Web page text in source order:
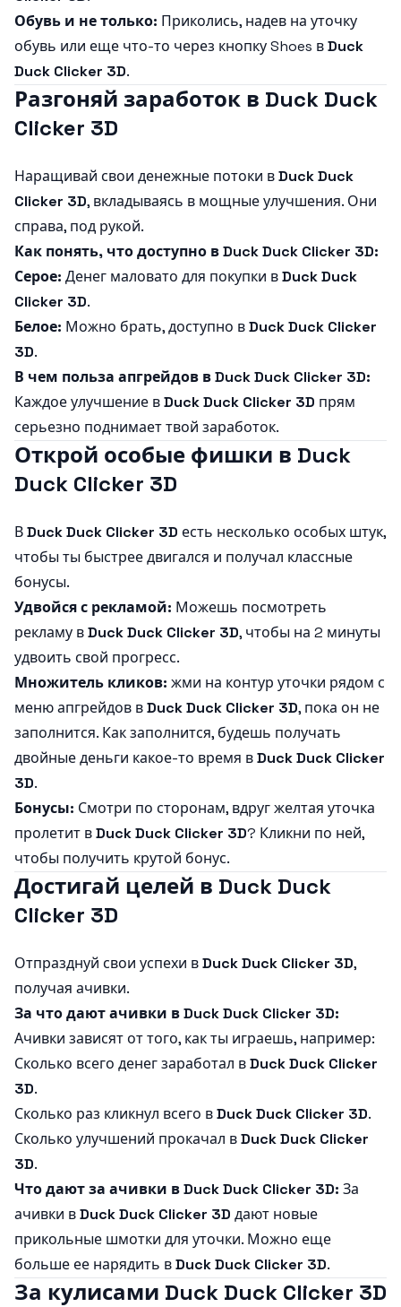
Обувь и не только: Приколись, надев на уточку
обувь или еще что-то через кнопку Shoes вDuck
Duck Clicker 3D.
Разгоняй заработок в Duck Duck
Clicker 3D
Наращивай свои денежные потоки вDuck Duck
Clicker 3D, вкладываясь в мощные улучшения. Они
справа, под рукой.
Как понять, что доступно в Duck Duck Clicker 3D:
Серое: Денег маловато для покупки вDuck Duck
Clicker 3D.
Белое: Можно брать, доступно вDuck Duck Clicker
3D.
В чем польза апгрейдов в Duck Duck Clicker 3D:
Каждое улучшение вDuck Duck Clicker 3D прям
серьезно поднимает твой заработок.
Открой особые фишки в Duck
Duck Clicker 3D
ВDuck Duck Clicker 3D есть несколько особых штук,
чтобы ты быстрее двигался и получал классные
бонусы.
Удвойся с рекламой: Можешь посмотреть
рекламу вDuck Duck Clicker 3D, чтобы на 2 минуты
удвоить свой прогресс.
Множитель кликов: жми на контур уточки рядом с
меню апгрейдов вDuck Duck Clicker 3D, пока он не
заполнится. Как заполнится, будешь получать
двойные деньги какое-то время вDuck Duck Clicker
3D.
Бонусы: Смотри по сторонам, вдруг желтая уточка
пролетит вDuck Duck Clicker 3D? Кликни по ней,
чтобы получить крутой бонус.
Достигай целей в Duck Duck
Clicker 3D
Отпразднуй свои успехи вDuck Duck Clicker 3D,
получая ачивки.
За что дают ачивки в Duck Duck Clicker 3D:
Ачивки зависят от того, как ты играешь, например:
Сколько всего денег заработал вDuck Duck Clicker
3D.
Сколько раз кликнул всего вDuck Duck Clicker 3D.
Сколько улучшений прокачал вDuck Duck Clicker
3D.
Что дают за ачивки в Duck Duck Clicker 3D: За
ачивки вDuck Duck Clicker 3D дают новые
прикольные шмотки для уточки. Можно еще
больше ее нарядить вDuck Duck Clicker 3D.
За кулисами Duck Duck Clicker 3D